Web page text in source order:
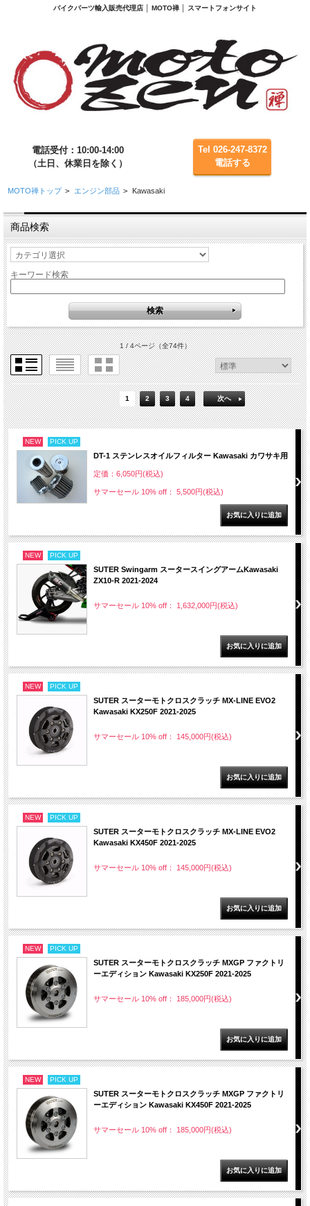
バイクパーツ輸入販売代理店 │ MOTO禅 │ スマートフォンサイト
電話受付：10:00-14:00
（土日、休業日を除く）
Tel 026-247-8372
電話する
MOTO禅トップ > エンジン部品 > Kawasaki
商品検索
キーワード検索
1 / 4ページ（全74件）
1 2 3 4 次へ
NEW PICK UP
DT-1 ステンレスオイルフィルター Kawasaki カワサキ用
定価：6,050円(税込)
サマーセール 10% off： 5,500円(税込)
NEW PICK UP
SUTER Swingarm スータースイングアームKawasaki
ZX10-R 2021-2024
サマーセール 10% off： 1,632,000円(税込)
NEW PICK UP
SUTER スーターモトクロスクラッチ MX-LINE EVO2
Kawasaki KX250F 2021-2025
サマーセール 10% off： 145,000円(税込)
NEW PICK UP
SUTER スーターモトクロスクラッチ MX-LINE EVO2
Kawasaki KX450F 2021-2025
サマーセール 10% off： 145,000円(税込)
NEW PICK UP
SUTER スーターモトクロスクラッチ MXGP ファクトリ
ーエディション Kawasaki KX250F 2021-2025
サマーセール 10% off： 185,000円(税込)
NEW PICK UP
SUTER スーターモトクロスクラッチ MXGP ファクトリ
ーエディション Kawasaki KX450F 2021-2025
サマーセール 10% off： 185,000円(税込)